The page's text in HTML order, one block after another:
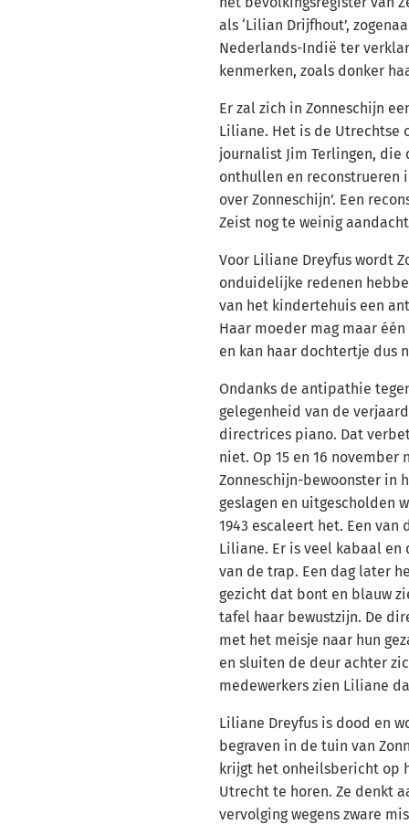
als ‘Lilian Drijfhout’,
Nederlands-Indië ter
kenmerken, zoals donker
Er zal zich in Zonneschijn
Liliane. Het is de Utrechtse
journalist Jim Terlingen, die
onthullen en reconstrueren
over Zonneschijn’. Een
Zeist nog te weinig
Voor Liliane Dreyfus wordt
onduidelijke redenen
van het kindertehuis een
Haar moeder mag maar
en kan haar dochtertje dus
Ondanks de antipathie
gelegenheid van de
directrices piano. Dat
niet. Op 15 en 16
Zonneschijn-bewoonster in
geslagen en uitgescholden
1943 escaleert het. Een
Liliane. Er is veel kabaal
van de trap. Een dag later
gezicht dat bont en blauw
tafel haar bewustzijn. De
met het meisje naar hun
en sluiten de deur achter
medewerkers zien Liliane
Liliane Dreyfus is dood en
begraven in de tuin van
krijgt het onheilsbericht op
Utrecht te horen. Ze denkt
vervolging wegens zware